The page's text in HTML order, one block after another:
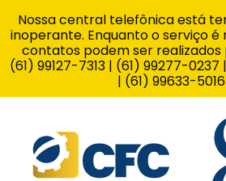
Nossa central telefônica está
inoperante. Enquanto o serviço é
contatos podem ser realizados
(61) 99127-7313 | (61) 99277-
| (61) 99633-5016